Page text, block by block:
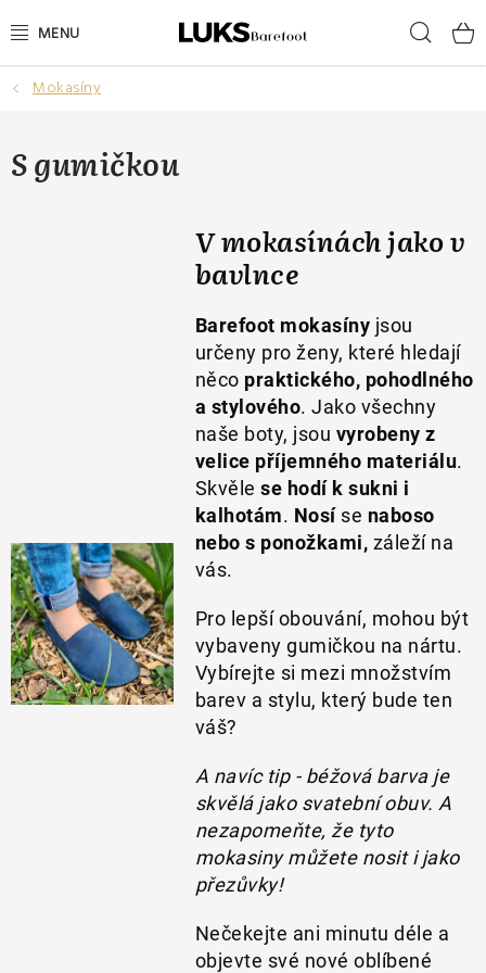
na
NOVINKY
VÝPRODEJ
PÁNSKÉ BAREFOOT BOTY
Hodnocení obchodu
Moje objednávka
Kontakty
Mokasíny
S gumičkou
V mokasínách jako v
bavlnce
Barefoot mokasíny jsou
určeny pro ženy, které hledají
něco praktického, pohodlného
a stylového. Jako všechny
naše boty, jsou vyrobeny z
velice příjemného materiálu.
Skvěle se hodí k sukni i
kalhotám. Nosíse naboso
nebo s ponožkami, záleží na
vás.
Pro lepší obouvání, mohou být
vybaveny gumičkou na nártu.
Vybírejte si mezi množstvím
barev a stylu, který bude ten
váš?
A navíc tip - béžová barva je
skvělá jako svatební obuv. A
nezapomeňte, že tyto
mokasiny můžete nosit i jako
přezůvky!
Nečekejte ani minutu déle a
objevte své nové oblíbené